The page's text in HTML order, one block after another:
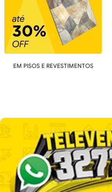
EM PISOS E REVESTIMENTOS